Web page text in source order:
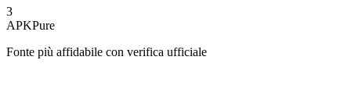
3
APKPure
Fonte più affidabile con verifica ufficiale